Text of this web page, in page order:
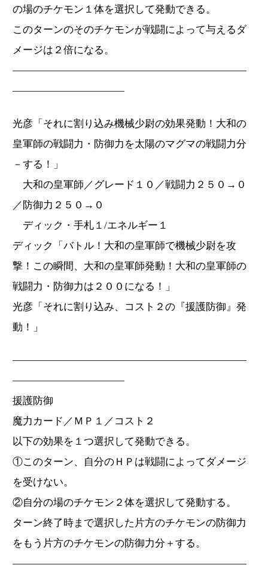
の場のチケモン１体を選択して発動できる。
このターンのそのチケモンが戦闘によって与えるダ
メージは２倍になる。
―――――――――――――――――――――――
―――――――――――
光彦「それに割り込み機械少尉の効果発動！大和の
皇軍師の戦闘力・防御力を太陽のマグマの戦闘力分
－する！」
大和の皇軍師／グレード１０／戦闘力２５０→０
／防御力２５０→０
ディック・手札１/エネルギー１
ディック「バトル！大和の皇軍師で機械少尉を攻
撃！この瞬間、大和の皇軍師発動！大和の皇軍師の
戦闘力・防御力は２００になる！」
光彦「それに割り込み、コスト２の『援護防御』発
動！」
―――――――――――――――――――――――
―――――――――――
援護防御
魔力カード／ＭＰ１／コスト２
以下の効果を１つ選択して発動できる。
①このターン、自分のＨＰは戦闘によってダメージ
を受けない。
②自分の場のチケモン２体を選択して発動する。
ターン終了時まで選択した片方のチケモンの防御力
をもう片方のチケモンの防御力分＋する。
―――――――――――――――――――――――